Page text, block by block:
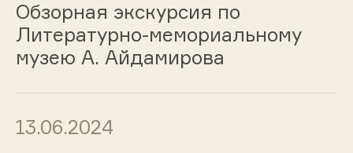
Обзорная экскурсия по
Литературно-мемориальному
музею А. Айдамирова
13.06.2024